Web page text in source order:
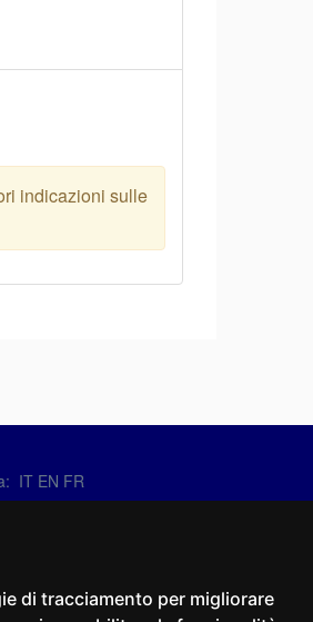
di tracciamento per migliorare
indicazioni sulle
IT EN FR